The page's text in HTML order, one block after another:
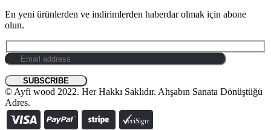
En yeni ürünlerden ve indirimlerden haberdar olmak için abone
olun.
© Ayfi wood 2022. Her Hakkı Saklıdır. Ahşabın Sanata Dönüştüğü
Adres.